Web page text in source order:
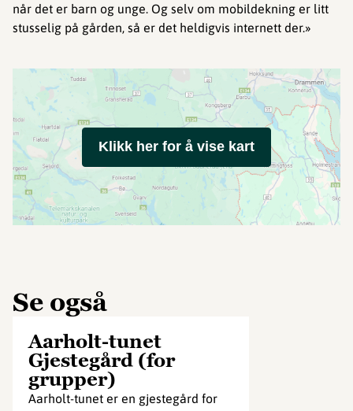
når det er barn og unge. Og selv om mobildekning er litt
stusselig på gården, så er det heldigvis internett der.»
Klikk her for å vise kart
Se også
Aarholt-tunet
Gjestegård (for
grupper)
Aarholt-tunet er en gjestegård for